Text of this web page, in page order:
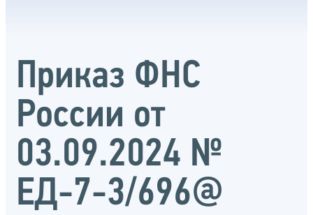
Приказ ФНС
России от
03.09.2024 №
ЕД-7-3/696@